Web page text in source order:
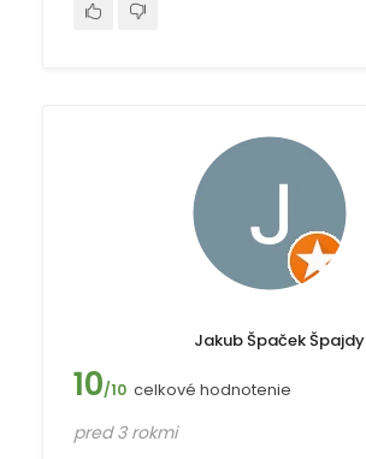
Jakub Špaček Špajdy
10/10 celkové hodnotenie
pred 3 rokmi